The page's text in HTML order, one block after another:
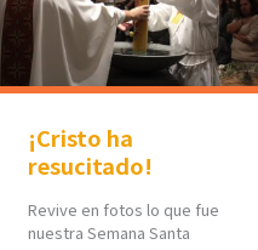
¡Cristo ha
resucitado!
Revive en fotos lo que fue
nuestra Semana Santa